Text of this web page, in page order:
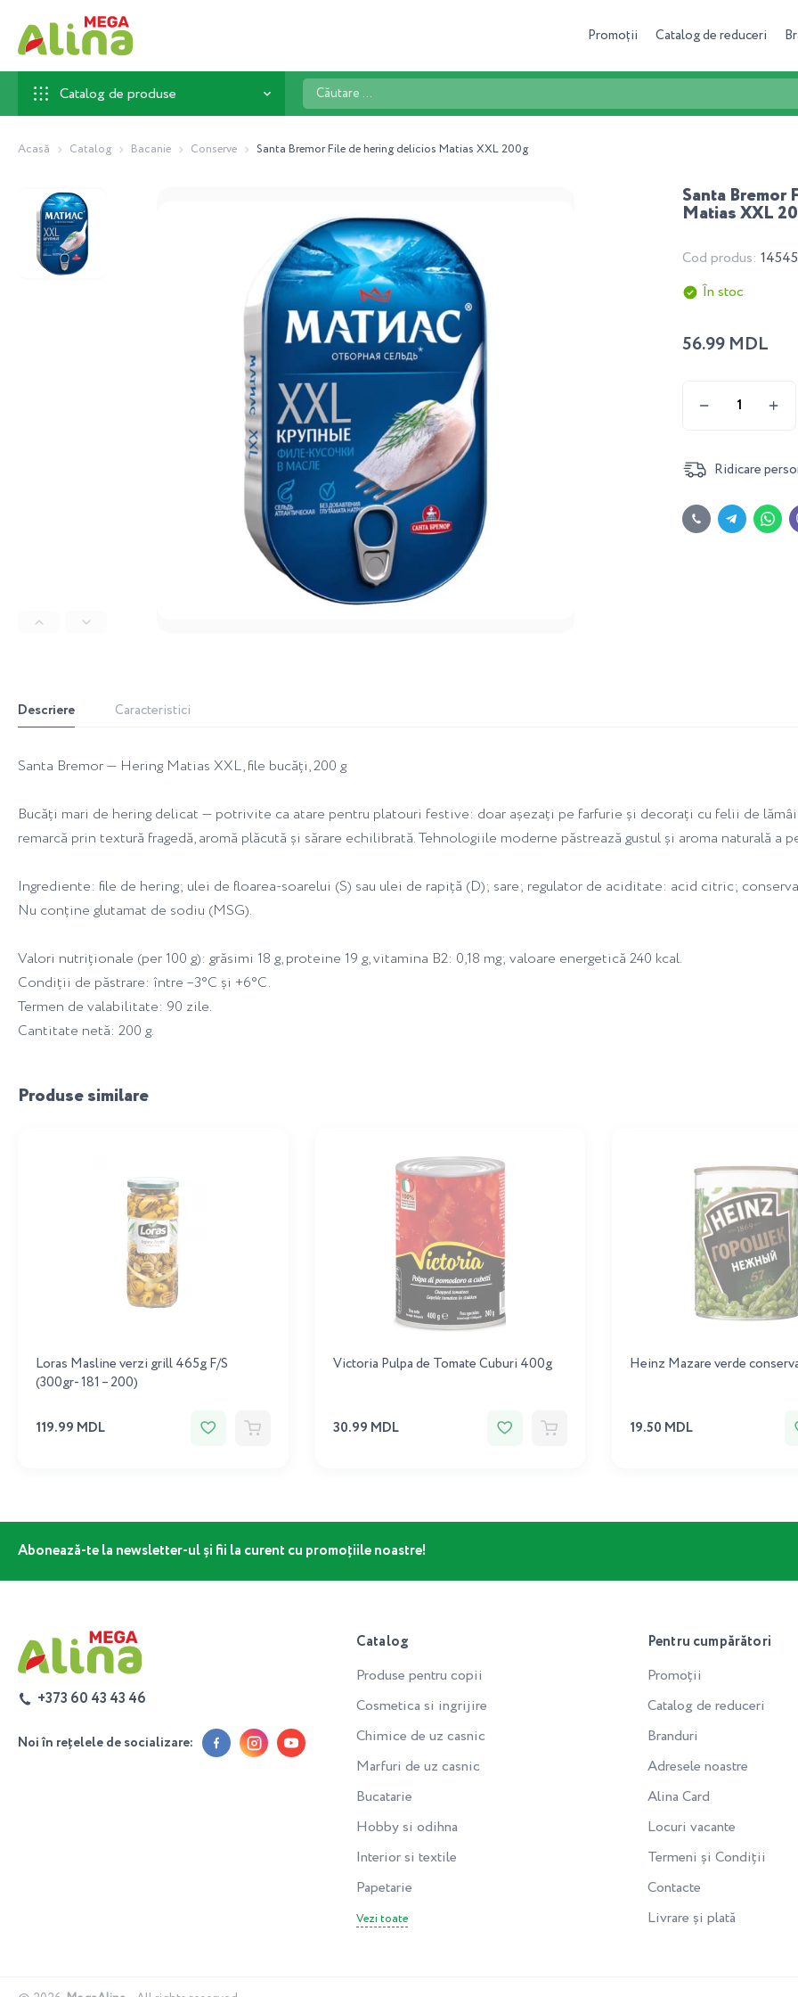
Promoții Catalog de reduceri
Catalog de produse
Căutare
...
Acasă Catalog Bacanie Conserve Santa Bremor File de hering delicios Matias XXL 200g
Santa Bremor
Matias XXL
Cod produs:
În stoc
56.99 MDL
Ridicare
Descriere Caracteristici
Santa Bremor — Hering Matias XXL, file bucăți, 200 g
Bucăți mari de hering delicat — potrivite ca atare pentru platouri festive: doar așezați pe farfurie și decorați cu felii de
remarcă prin textură fragedă, aromă plăcută și sărare echilibrată. Tehnologiile moderne păstrează gustul și aroma naturală a
Ingrediente: file de hering; ulei de floarea-soarelui (S) sau ulei de rapiță (D); sare; regulator de aciditate: acid citric;
Nu conține glutamat de sodiu (MSG).
Valori nutriționale (per 100 g): grăsimi 18 g, proteine 19 g, vitamina B2: 0,18 mg; valoare energetică 240 kcal.
Condiții de păstrare: între –3°C și +6°C.
Termen de valabilitate: 90 zile.
Cantitate netă: 200 g.
Produse similare
Loras Masline verzi grill 465g F/S
(300gr- 181 – 200)
119.99 MDL
Victoria Pulpa de Tomate Cuburi 400g
30.99 MDL
Heinz Mazare verde
19.50 MDL
Abonează-te la newsletter-ul și fii la curent cu promoțiile noastre!
+373 60 43 43 46
Noi în rețelele de socializare:
Catalog
Produse pentru copii
Cosmetica si ingrijire
Chimice de uz casnic
Marfuri de uz casnic
Bucatarie
Hobby si odihna
Interior si textile
Papetarie
Vezi toate
Pentru cumpărători
Promoții
Catalog de reduceri
Branduri
Adresele noastre
Alina Card
Locuri vacante
Termeni și Condiții
Contacte
Livrare și plată